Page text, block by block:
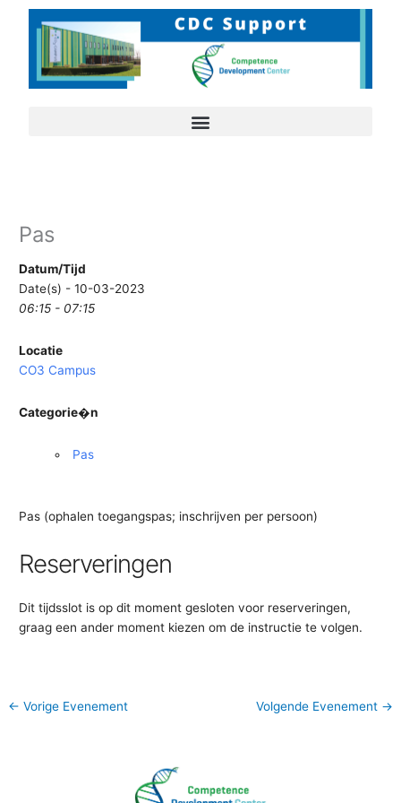
Pas
Datum/Tijd
Date(s) - 10-03-2023
06:15 - 07:15
Locatie
CO3 Campus
Categorie�n
Pas
Pas (ophalen toegangspas; inschrijven per persoon)
Reserveringen
Dit tijdsslot is op dit moment gesloten voor reserveringen,
graag een ander moment kiezen om de instructie te volgen.
← Vorige Evenement Volgende Evenement →